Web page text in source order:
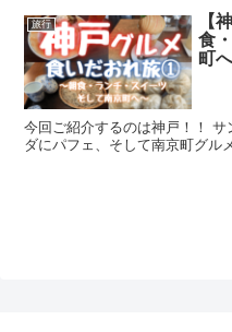
旅行
【
食
町
今回ご紹介するのは神戸！！
ダにパフェ、そして南京町グル